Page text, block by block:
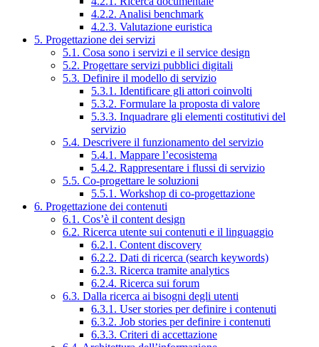
4.2.2. Analisi benchmark
4.2.3. Valutazione euristica
5. Progettazione dei servizi
5.1. Cosa sono i servizi e il service design
5.2. Progettare servizi pubblici digitali
5.3. Definire il modello di servizio
5.3.1. Identificare gli attori coinvolti
5.3.2. Formulare la proposta di valore
5.3.3. Inquadrare gli elementi costitutivi del
servizio
5.4. Descrivere il funzionamento del servizio
5.4.1. Mappare l’ecosistema
5.4.2. Rappresentare i flussi di servizio
5.5. Co-progettare le soluzioni
5.5.1. Workshop di co-progettazione
6. Progettazione dei contenuti
6.1. Cos’è il content design
6.2. Ricerca utente sui contenuti e il linguaggio
6.2.1. Content discovery
6.2.2. Dati di ricerca (search keywords)
6.2.3. Ricerca tramite analytics
6.2.4. Ricerca sui forum
6.3. Dalla ricerca ai bisogni degli utenti
6.3.1. User stories per definire i contenuti
6.3.2. Job stories per definire i contenuti
6.3.3. Criteri di accettazione